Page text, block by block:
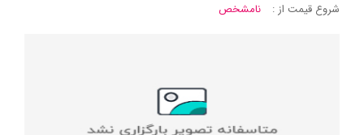
شروع قیمت از :
نامشخص